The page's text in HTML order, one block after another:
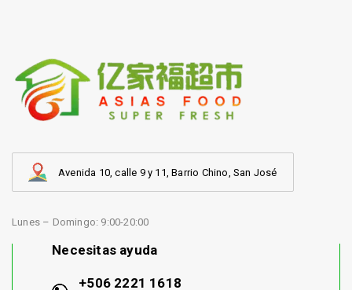
Avenida 10, calle 9 y 11, Barrio Chino, San José
Lunes – Domingo: 9:00-20:00
Necesitas ayuda
+506 2221 1618